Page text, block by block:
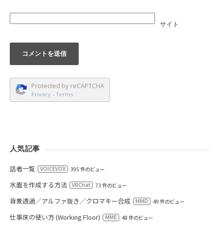
サイト
Protected by reCAPTCHA
Privacy - Terms
人気記事
話者一覧 VOICEVOX 395 件のビュー
水面を作成する方法 VRChat 73 件のビュー
背景透過／アルファ抜き／クロマキー合成 MMD 49 件のビュー
仕事床の使い方 (Working Floor) MME 48 件のビュー